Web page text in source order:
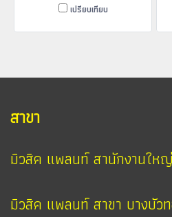
เปรียบเทียบ
สาขา
มิวสิค แพลนท์ สานักงานให
มิวสิค แพลนท์ สาขา บางบัว